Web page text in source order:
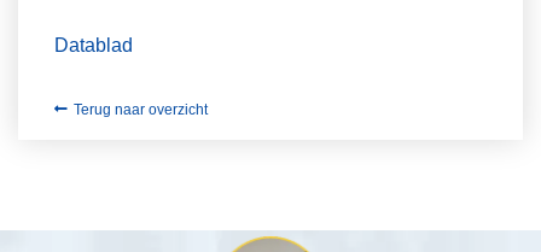
Datablad
Terug naar overzicht